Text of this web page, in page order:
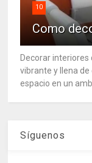
10
Como
Decorar interiores
vibrante y llena
espacio en un
Síguenos